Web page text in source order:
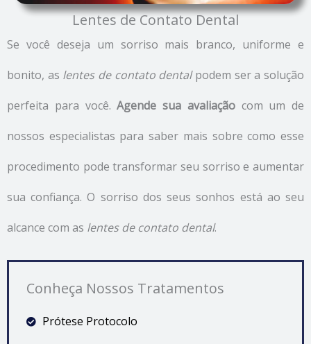
Lentes de Contato Dental
Se você deseja um sorriso mais branco, uniforme e
bonito, as lentes de contato dentalpodem ser a solução
perfeita para você.Agende sua avaliação com um de
nossos especialistas para saber mais sobre como esse
procedimento pode transformar seu sorriso e aumentar
sua confiança. O sorriso dos seus sonhos está ao seu
alcance com as lentes de contato dental.
Conheça Nossos Tratamentos
Prótese Protocolo